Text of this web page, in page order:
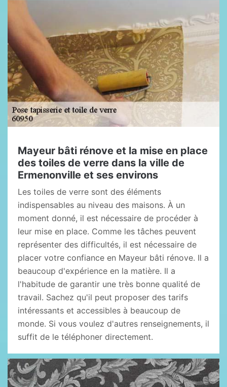
Mayeur bâti rénove et la mise en place
des toiles de verre dans la ville de
Ermenonville et ses environs
Les toiles de verre sont des éléments
indispensables au niveau des maisons. À un
moment donné, il est nécessaire de procéder à
leur mise en place. Comme les tâches peuvent
représenter des difficultés, il est nécessaire de
placer votre confiance en Mayeur bâti rénove. Il a
beaucoup d'expérience en la matière. Il a
l'habitude de garantir une très bonne qualité de
travail. Sachez qu'il peut proposer des tarifs
intéressants et accessibles à beaucoup de
monde. Si vous voulez d'autres renseignements, il
suffit de le téléphoner directement.